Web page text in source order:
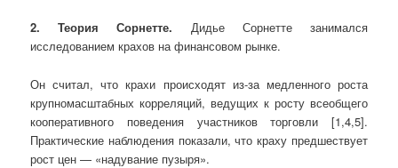
2. Теория Сорнетте. Дидье Сорнетте занимался
исследованием крахов на финансовом рынке.
Он считал, что крахи происходят из-за медленного роста
крупномасштабных корреляций, ведущих к росту всеобщего
кооперативного поведения участников торговли [1,4,5].
Практические наблюдения показали, что краху предшествует
рост цен — «надувание пузыря».